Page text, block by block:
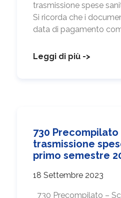
trasmissione spese
Si ricorda che i
data di pagamento
Leggi di più ->
730 Precompilato
trasmissione
primo semestre
18 Settembre 2023
730 Precompilato –